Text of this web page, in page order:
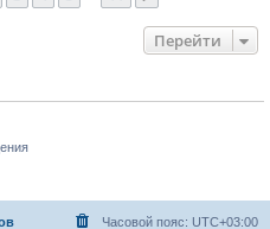
Перейти
Часовой пояс: UTC+03:00